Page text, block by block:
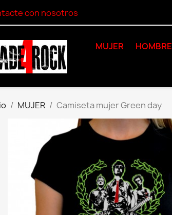
con nosotros
MUJER HOMBRE
MUJER Camiseta mujer Green day